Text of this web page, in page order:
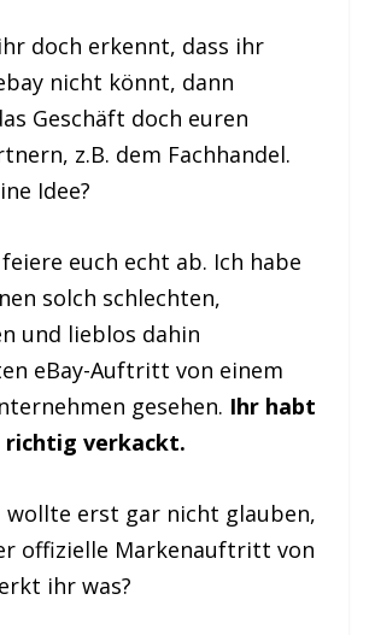
doch erkennt, dass ihr
nicht könnt, dann
Geschäft doch euren
z.B. dem Fachhandel.
Idee?
euch echt ab. Ich habe
solch schlechten,
und lieblos dahin
eBay-Auftritt von einem
gesehen. Ihr habt
richtig verkackt.
wollte erst gar nicht glauben,
offizielle Markenauftritt von
ihr was?